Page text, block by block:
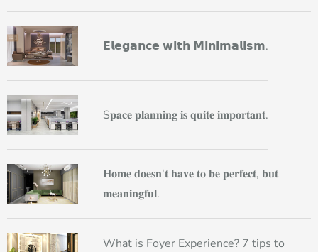
𝗘𝗹𝗲𝗴𝗮𝗻𝗰𝗲 𝘄𝗶𝘁𝗵 𝗠𝗶𝗻𝗶𝗺𝗮𝗹𝗶𝘀𝗺.
S𝐩𝐚𝐜𝐞 𝐩𝐥𝐚𝐧𝐧𝐢𝐧𝐠 𝐢𝐬 𝐪𝐮𝐢𝐭𝐞 𝐢𝐦𝐩𝐨𝐫𝐭𝐚𝐧𝐭.
𝐇𝐨𝐦𝐞 𝐝𝐨𝐞𝐬𝐧'𝐭 𝐡𝐚𝐯𝐞 𝐭𝐨 𝐛𝐞 𝐩𝐞𝐫𝐟𝐞𝐜𝐭, 𝐛𝐮𝐭
𝐦𝐞𝐚𝐧𝐢𝐧𝐠𝐟𝐮𝐥.
What is Foyer Experience? 7 tips to